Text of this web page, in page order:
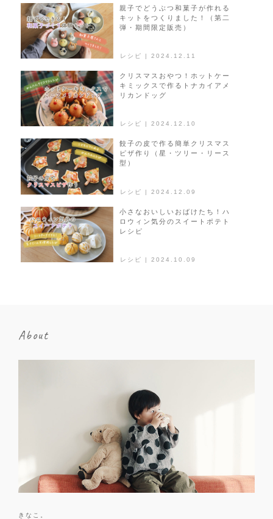
シ
ョ
ン
レシピ | 2024.12.11
親子でどうぶつ和菓子が作れる
キットをつくりました！（第二
弾・期間限定販売）
レシピ | 2024.12.10
クリスマスおやつ！ホットケー
キミックスで作るトナカイアメ
リカンドッグ
レシピ | 2024.12.09
餃子の皮で作る簡単クリスマス
ピザ作り（星・ツリー・リース
型）
レシピ | 2024.10.09
小さなおいしいおばけたち！ハ
ロウィン気分のスイートポテト
レシピ
About
きなこ。